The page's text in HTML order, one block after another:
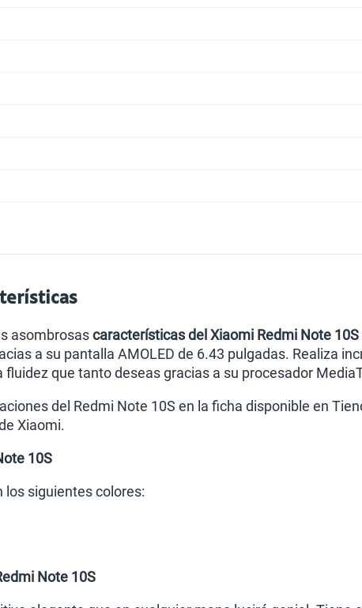
asombrosascaracterísticas del Xiaomi Redmi Note
a su pantalla AMOLED de 6.43 pulgadas. Realiza
que tanto deseas gracias a su procesador
del Redmi Note 10S en la ficha disponible en
Xiaomi.
10S
los siguientes colores:
Note 10S